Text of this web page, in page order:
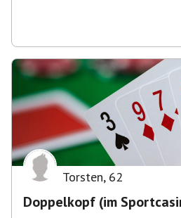
Torsten, 62
Doppelkopf (im